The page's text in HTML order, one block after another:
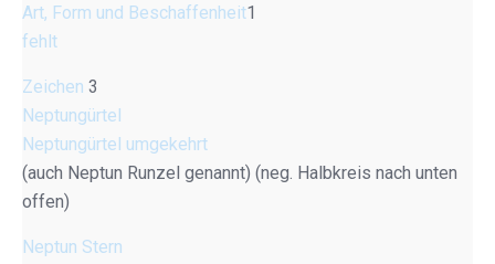
Art, Form und Beschaffenheit1
fehlt
Zeichen 3
Neptungürtel
Neptungürtel umgekehrt
(auch Neptun Runzel genannt) (neg. Halbkreis nach unten
offen)
Neptun Stern